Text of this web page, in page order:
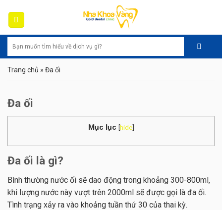
content
Trang chủ » Đa ối
Đa ối
Mục lục [hide]
Đa ối là gì?
Bình thường nước ối sẽ dao động trong khoảng 300-800ml,
khi lượng nước này vượt trên 2000ml sẽ được gọi là đa ối.
Tình trạng xảy ra vào khoảng tuần thứ 30 của thai kỳ.